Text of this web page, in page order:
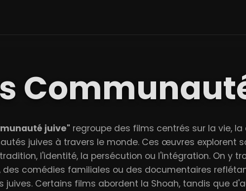
juive" regroupe des films centrés sur la vie,
juives à travers le monde. Ces œuvres explorent
l'identité, la persécution ou l'intégration. On y
des comédies familiales ou des documentaires
juives. Certains films abordent la Shoah, tandis que